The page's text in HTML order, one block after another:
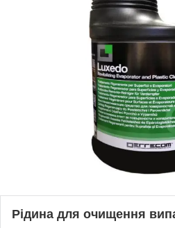
Рідина для очищення